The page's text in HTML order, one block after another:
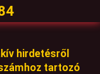
hirdetésről
tartozó